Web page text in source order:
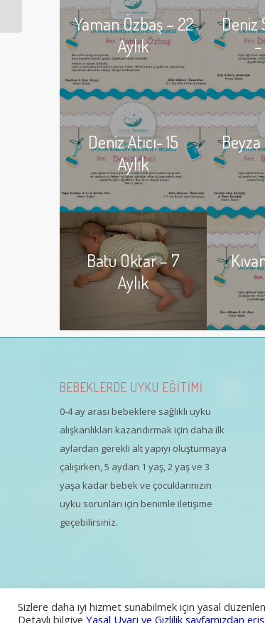
Yaman Özbaş – 22
Aylık
Deniz
Deniz Atıcı- 15
Aylık
Beyza
Batu Oktar – 7
Aylık
BEBEKLERDE UYKU EĞİTİMİ
0-4 ay arası bebeklere sağlıklı uyku
alışkanlıkları kazandırmak için daha ilk
aylardan gerekli alt yapıyı oluşturmaya
çalışırken, 5 aydan 1 yaş, 2 yaş ve 3
yaşa kadar bebek ve çocuklarınızın
uyku sorunları için benimle iletişime
geçebilirsiniz.
Tüm Hakları Saklıdır | Güliz Özsaruhan
Sizlere daha iyi hizmet sunabilmek için yasal
Detaylı bilgiye Yasal Uyarı ve Gizlilik sayfamızdan